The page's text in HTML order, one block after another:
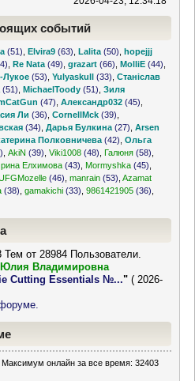
событий
(51) ,Elvira9 (63) ,Lalita (50) ,hopejjj
,Re Nata (49) ,grazart (66) ,MolliE (44)
Лукое (53) ,Yulyaskull (33) ,Станіслав
(51) ,MichaelToody (51) ,Зиля
(47) ,Александр032 (45)
Ли (36) ,CornellMck (39)
(34) ,Дарья Булкина (27) ,Arsen
Полковничева (42) ,Ольга
,AkiN (39) ,Viki1008 (48) Галюня (58)
Елхимова (43) Mormyshka (45)
(46) ,manrain (53) ,Azamat
(38) ,gamakichi (33) ,9861421905 (36)
от 28984 Пользователи.
Юлия Владимировна
Cutting Essentials №..." ( 2026-
. Максимум онлайн за все время: 32403